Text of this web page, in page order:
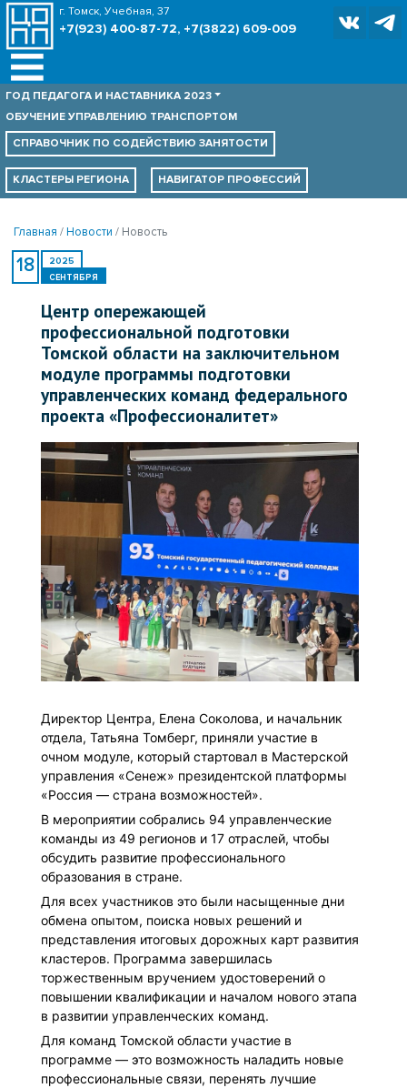
г. Томск, Учебная, 37
+7(923) 400-87-72, +7(3822) 609-009
ГОД ПЕДАГОГА И НАСТАВНИКА 2023
ОБУЧЕНИЕ УПРАВЛЕНИЮ ТРАНСПОРТОМ
СПРАВОЧНИК ПО СОДЕЙСТВИЮ ЗАНЯТОСТИ
КЛАСТЕРЫ РЕГИОНА НАВИГАТОР ПРОФЕССИЙ
Главная Новости Новость
18 2025
СЕНТЯБРЯ
Центр опережающей
профессиональной подготовки
Томской области на заключительном
модуле программы подготовки
управленческих команд федерального
проекта «Профессионалитет»
Директор Центра, Елена Соколова, и начальник
отдела, Татьяна Томберг, приняли участие в
очном модуле, который стартовал в Мастерской
управления «Сенеж» президентской платформы
«Россия — страна возможностей».
В мероприятии собрались 94 управленческие
команды из 49 регионов и 17 отраслей, чтобы
обсудить развитие профессионального
образования в стране.
Для всех участников это были насыщенные дни
обмена опытом, поиска новых решений и
представления итоговых дорожных карт развития
кластеров. Программа завершилась
торжественным вручением удостоверений о
повышении квалификации и началом нового этапа
в развитии управленческих команд.
Для команд Томской области участие в
программе — это возможность наладить новые
профессиональные связи, перенять лучшие